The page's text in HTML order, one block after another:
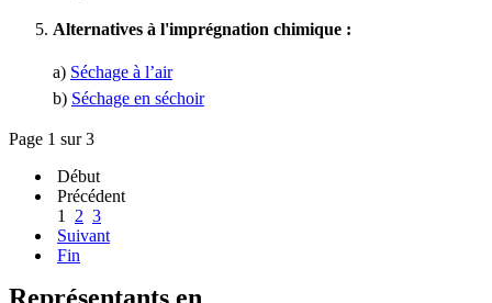
Alternatives à l'imprégnation chimique :
a) Séchage à l’air
b) Séchage en séchoir
Page 1 sur 3
Début
Précédent
1
2 3
Suivant
Fin